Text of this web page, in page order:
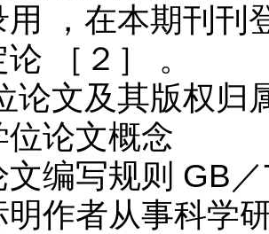
用 ，在本期刊刊
［２］ 。
论文及其版权归
位论文概念
文编写规则 GB
明作者从事科学